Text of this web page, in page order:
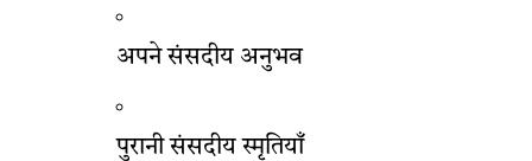
अपने संसदीय अनुभव
पुरानी संसदीय स्मृतियाँ